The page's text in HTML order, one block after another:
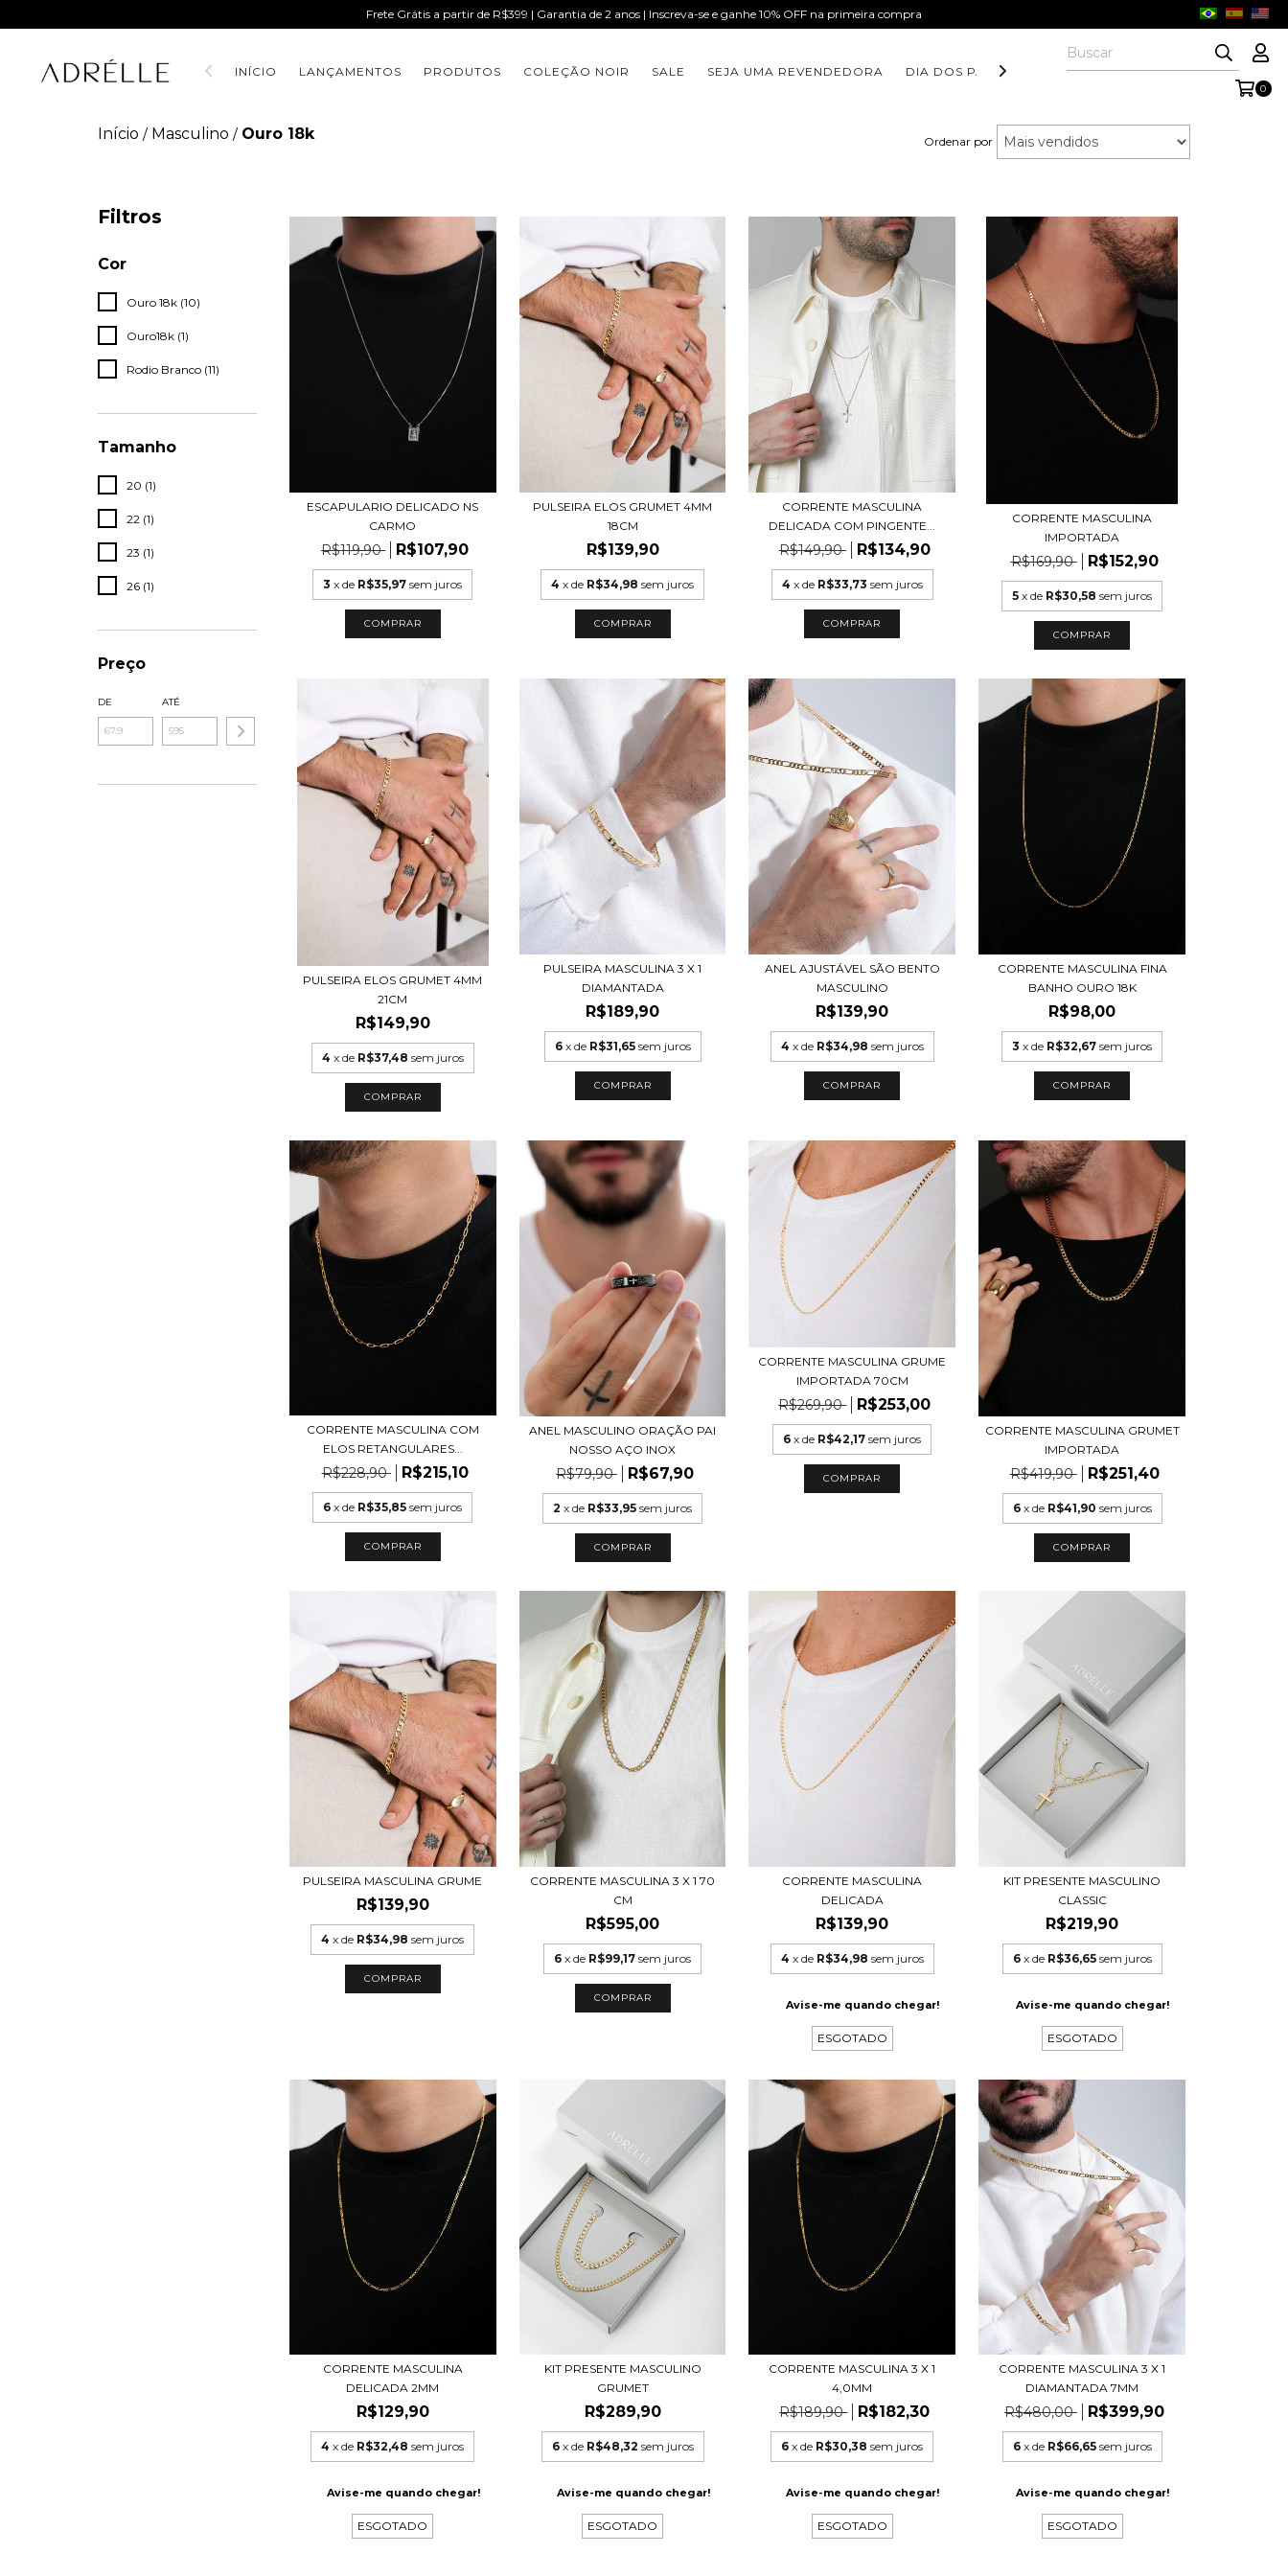
Frete Grátis a partir de R$399 | Garantia de 2 anos | Inscreva-se e ganhe 10% OFF na primeira compra
INÍCIO LANÇAMENTOS PRODUTOS COLEÇÃO NOIR SALE SEJA UMA REVENDEDORA DIA DOS PAIS COLEÇÃO AURORA COLEÇÃO FORM
0
Início / Masculino / Ouro 18k Ordenar por
Filtros
Cor
Ouro 18k (10)
Ouro18k (1)
Rodio Branco (11)
Tamanho
20 (1)
22 (1)
23 (1)
26 (1)
Preço
DE ATÉ
ESCAPULARIO DELICADO NS
CARMO
R$119,90 R$107,90
3 x de R$35,97 sem juros
COMPRAR
PULSEIRA ELOS GRUMET 4MM
18CM
R$139,90
4 x de R$34,98 sem juros
COMPRAR
CORRENTE MASCULINA
DELICADA COM PINGENTE...
R$149,90 R$134,90
4 x de R$33,73 sem juros
COMPRAR
CORRENTE MASCULINA
IMPORTADA
R$169,90 R$152,90
5 x de R$30,58 sem juros
COMPRAR
PULSEIRA ELOS GRUMET 4MM
21CM
R$149,90
4 x de R$37,48 sem juros
COMPRAR
PULSEIRA MASCULINA 3 X 1
DIAMANTADA
R$189,90
6 x de R$31,65 sem juros
ANEL AJUSTÁVEL SÃO BENTO
MASCULINO
R$139,90
4 x de R$34,98 sem juros
CORRENTE MASCULINA FINA
BANHO OURO 18K
R$98,00
3 x de R$32,67 sem juros
COMPRAR
CORRENTE MASCULINA COM
ELOS RETANGULARES...
R$228,90 R$215,10
6 x de R$35,85 sem juros
ANEL MASCULINO ORAÇÃO PAI
NOSSO AÇO INOX
R$79,90 R$67,90
2 x de R$33,95 sem juros
COMPRAR
CORRENTE MASCULINA GRUME
IMPORTADA 70CM
R$269,90 R$253,00
6 x de R$42,17 sem juros
CORRENTE MASCULINA GRUMET
IMPORTADA
R$419,90 R$251,40
6 x de R$41,90 sem juros
COMPRAR
PULSEIRA MASCULINA GRUME
R$139,90
4 x de R$34,98 sem juros
COMPRAR
CORRENTE MASCULINA 3 X 1 70
CM
R$595,00
6 x de R$99,17 sem juros
COMPRAR
CORRENTE MASCULINA
DELICADA
R$139,90
4 x de R$34,98 sem juros
Avise-me quando chegar!
ESGOTADO
KIT PRESENTE MASCULINO
CLASSIC
R$219,90
6 x de R$36,65 sem juros
Avise-me quando chegar!
ESGOTADO
CORRENTE MASCULINA
DELICADA 2MM
R$129,90
4 x de R$32,48 sem juros
Avise-me quando chegar!
ESGOTADO
KIT PRESENTE MASCULINO
GRUMET
R$289,90
6 x de R$48,32 sem juros
Avise-me quando chegar!
ESGOTADO
CORRENTE MASCULINA 3 X 1
4,0MM
R$189,90 R$182,30
6 x de R$30,38 sem juros
Avise-me quando chegar!
ESGOTADO
CORRENTE MASCULINA 3 X 1
DIAMANTADA 7MM
R$480,00 R$399,90
6 x de R$66,65 sem juros
Avise-me quando chegar!
ESGOTADO